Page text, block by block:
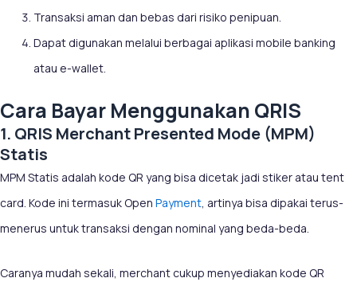
Transaksi aman dan bebas dari risiko penipuan.
Dapat digunakan melalui berbagai aplikasi mobile banking
atau e-wallet.
Cara Bayar Menggunakan QRIS
1. QRIS Merchant Presented Mode (MPM)
Statis
MPM Statis adalah kode QR yang bisa dicetak jadi stiker atau tent
card. Kode ini termasuk Open Payment, artinya bisa dipakai terus-
menerus untuk transaksi dengan nominal yang beda-beda.
Caranya mudah sekali, merchant cukup menyediakan kode QR